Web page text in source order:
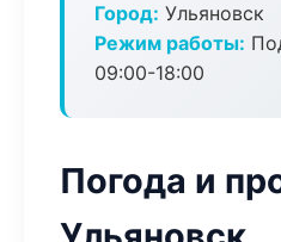
Город: Ульяновск
Режим работы:
09:00-18:00
Погода и